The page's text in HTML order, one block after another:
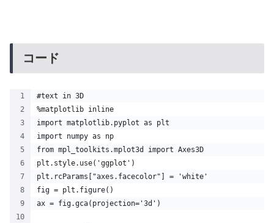
コード
#text in 3D
%matplotlib inline
import matplotlib.pyplot as plt
import numpy as np
from mpl_toolkits.mplot3d import Axes3D
plt.style.use('ggplot')
plt.rcParams["axes.facecolor"] = 'white'
fig = plt.figure()
ax = fig.gca(projection='3d')